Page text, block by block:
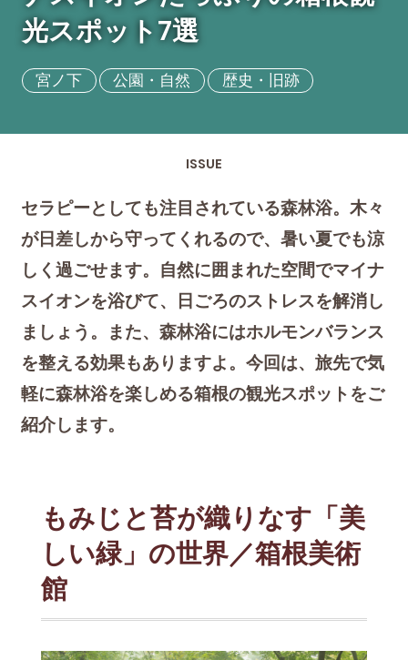
光スポット7選
宮ノ下 公園・自然 歴史・旧跡
ISSUE
セラピーとしても注目されている森林浴。木々
が日差しから守ってくれるので、暑い夏でも涼
しく過ごせます。自然に囲まれた空間でマイナ
スイオンを浴びて、日ごろのストレスを解消し
ましょう。また、森林浴にはホルモンバランス
を整える効果もありますよ。今回は、旅先で気
軽に森林浴を楽しめる箱根の観光スポットをご
紹介します。
もみじと苔が織りなす「美
しい緑」の世界／箱根美術
館